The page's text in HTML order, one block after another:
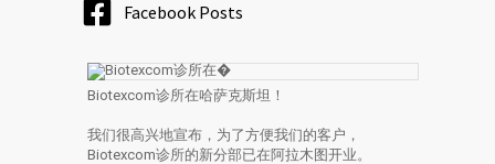
Facebook Posts
Biotexcom诊所在哈萨克斯坦！
我们很高兴地宣布，为了方便我们的客户，
Biotexcom诊所的新分部已在阿拉木图开业。